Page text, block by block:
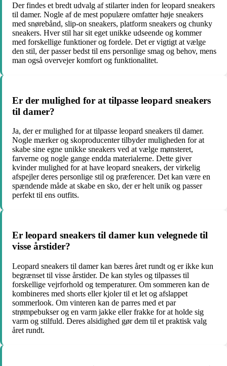
Der findes et bredt udvalg af stilarter inden for leopard sneakers
til damer. Nogle af de mest populære omfatter høje sneakers
med snørebånd, slip-on sneakers, platform sneakers og chunky
sneakers. Hver stil har sit eget unikke udseende og kommer
med forskellige funktioner og fordele. Det er vigtigt at vælge
den stil, der passer bedst til ens personlige smag og behov, mens
man også overvejer komfort og funktionalitet.
Er der mulighed for at tilpasse leopard sneakers
til damer?
Ja, der er mulighed for at tilpasse leopard sneakers til damer.
Nogle mærker og skoproducenter tilbyder muligheden for at
skabe sine egne unikke sneakers ved at vælge mønsteret,
farverne og nogle gange endda materialerne. Dette giver
kvinder mulighed for at have leopard sneakers, der virkelig
afspejler deres personlige stil og præferencer. Det kan være en
spændende måde at skabe en sko, der er helt unik og passer
perfekt til ens outfits.
Er leopard sneakers til damer kun velegnede til
visse årstider?
Leopard sneakers til damer kan bæres året rundt og er ikke kun
begrænset til visse årstider. De kan styles og tilpasses til
forskellige vejrforhold og temperaturer. Om sommeren kan de
kombineres med shorts eller kjoler til et let og afslappet
sommerlook. Om vinteren kan de parres med et par
strømpebukser og en varm jakke eller frakke for at holde sig
varm og stilfuld. Deres alsidighed gør dem til et praktisk valg
året rundt.